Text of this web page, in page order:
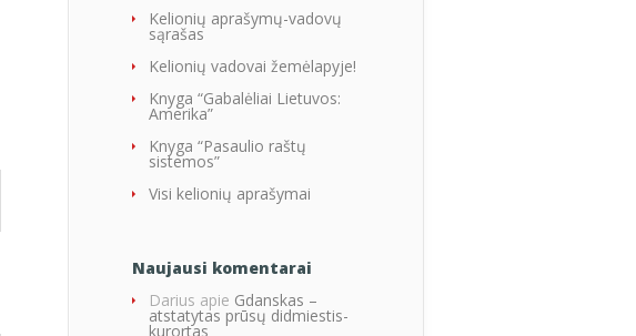
Kelionių aprašymų-vadovų
sąrašas
Kelionių vadovai žemėlapyje!
Knyga “Gabalėliai Lietuvos:
Amerika”
Knyga “Pasaulio raštų
sistemos”
Visi kelionių aprašymai
Naujausi komentarai
Darius apie Gdanskas –
atstatytas prūsų didmiestis-
kurortas